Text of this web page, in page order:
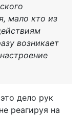
мало кто из
возникает
дело рук
реагируя на